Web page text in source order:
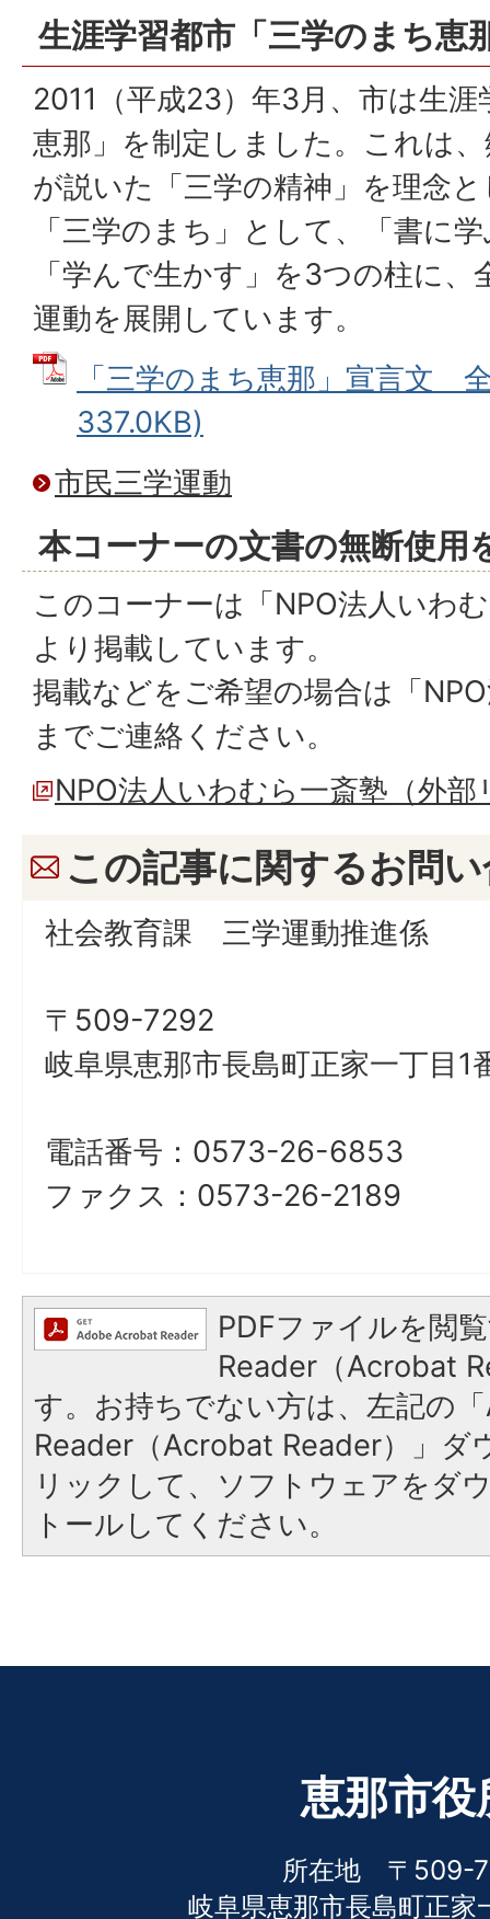
生涯学習都市「三学のまち恵
2011（平成23）年3月、市は生
恵那」を制定しました。これは
が説いた「三学の精神」を理念
「三学のまち」として、「書に
「学んで生かす」を3つの柱に
運動を展開しています。
「三学のまち恵那」宣言文
337.0KB)
市民三学運動
本コーナーの文書の無断使用
このコーナーは「NPO法人いわ
より掲載しています。
掲載などをご希望の場合は「
までご連絡ください。
NPO法人いわむら一斎塾（外部
この記事に関するお問
社会教育課 三学運動推進係
〒509-7292
岐阜県恵那市長島町正家一丁目
電話番号：0573-26-6853
ファクス：0573-26-2189
PDFファイルを閲
Reader（Acrobat
す。お持ちでない方は、左記の
Reader（Acrobat Reader）」ダ
リックして、ソフトウェアをダ
トールしてください。
恵那市役
所在地 〒509-
岐阜県恵那市長島町正家